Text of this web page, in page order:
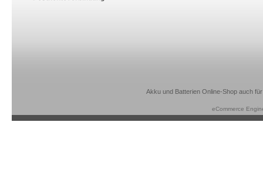
Akku und Batterien Online-Shop auch
eCommerce